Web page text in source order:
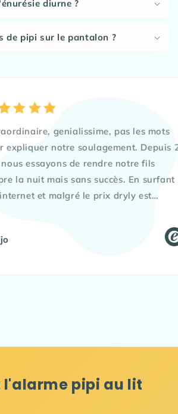
diurne ?
de pipi sur le pantalon ?
genialissime, pas les mots
notre soulagement. Depuis 2
de rendre notre fils
mais sans succès. En surfant
et malgré le prix dryly est
fils soit propre. Voilà
l'alarme pipi au lit